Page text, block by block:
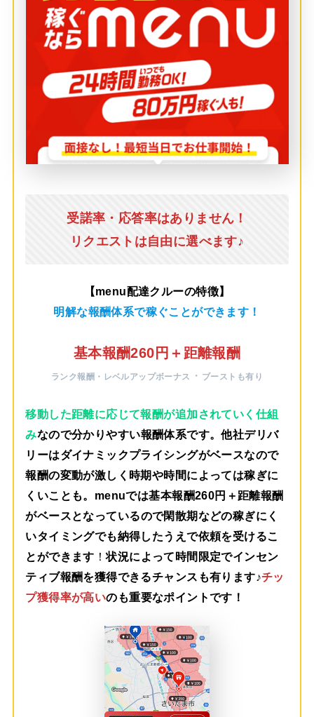
受諾率・応答率はありません！
リクエストは自由に選べます♪
【menu配達クルーの特徴】
明解な報酬体系で稼ぐことができます！
基本報酬260円＋距離報酬
ランク報酬・レベルアップボーナス ・ ブーストも有り
移動した距離に応じて報酬が追加されていく仕組
みなので分かりやすい報酬体系です。他社デリバ
リーはダイナミックプライシングがベースなので
報酬の変動が激しく時期や時間によっては稼ぎに
くいことも。menuでは基本報酬260円＋距離報酬
がベースとなっているので閑散期などの稼ぎにく
いタイミングでも納得したうえで依頼を受けるこ
とができます ！状況によって時間限定でインセン
ティブ報酬を獲得できるチャンスも有ります♪チッ
プ獲得率が高いのも重要なポイントです！